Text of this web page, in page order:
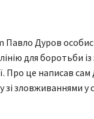
Павло Дуров
для боротьби
Про це написав
зі зловживаннями у